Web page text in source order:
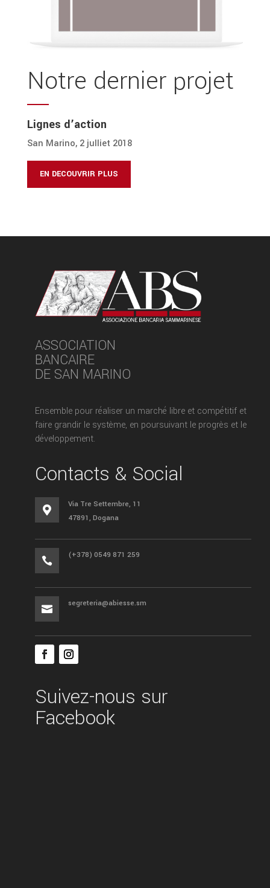
Notre dernier projet
Lignes d’action
San Marino, 2 julliet 2018
EN DECOUVRIR PLUS
ASSOCIATION
BANCAIRE
DE SAN MARINO
Ensemble pour réaliser un marché libre et compétitif et
faire grandir le système, en poursuivant le progrès et le
développement.
Contacts & Social

Via Tre Settembre, 11
47891, Dogana

(+378) 0549 871 259

segreteria@abiesse.sm
Suivez-nous sur
Facebook